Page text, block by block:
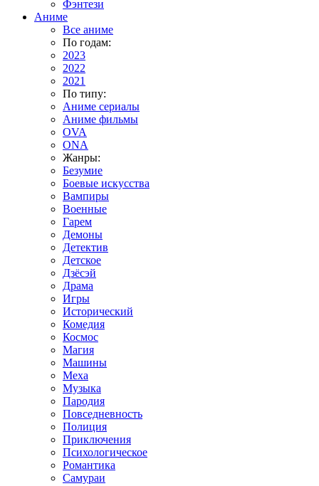
Фэнтези
Аниме
Все аниме
По годам:
2023
2022
2021
По типу:
Аниме сериалы
Аниме фильмы
OVA
ONA
Жанры:
Безумие
Боевые искусства
Вампиры
Военные
Гарем
Демоны
Детектив
Детское
Дзёсэй
Драма
Игры
Исторический
Комедия
Космос
Магия
Машины
Меха
Музыка
Пародия
Повседневность
Полиция
Приключения
Психологическое
Романтика
Самураи